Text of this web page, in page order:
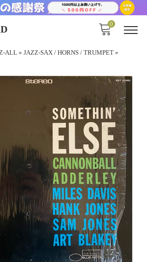
0
ALL » JAZZ-SAX / HORNS / TRUMPET »